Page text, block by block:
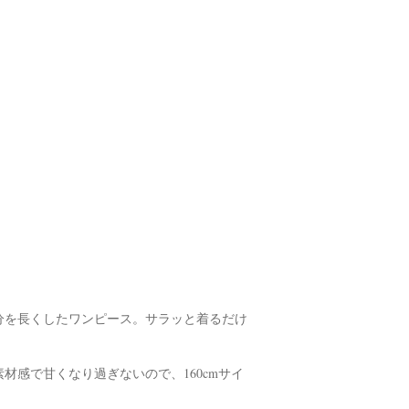
長くしたワンピース。サラッと着るだけ
感で甘くなり過ぎないので、160cmサイ